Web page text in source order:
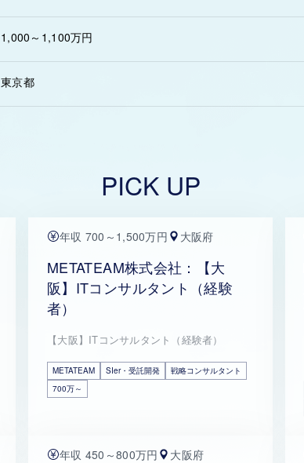
1,000～1,100万円
東京都
PICK UP
年収 700～1,500万円 大阪府
METATEAM株式会社：【大
阪】ITコンサルタント（経験
者）
【大阪】ITコンサルタント（経験者）
METATEAM SIer・受託開発
戦略コンサルタント
700万～
年収 450～800万円 大阪府